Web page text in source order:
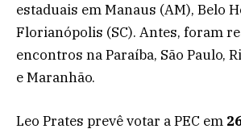
estaduais em Manaus (AM), Belo
Florianópolis (SC). Antes, foram
encontros na Paraíba, São Paulo,
e Maranhão.
Leo Prates prevê votar a PEC em